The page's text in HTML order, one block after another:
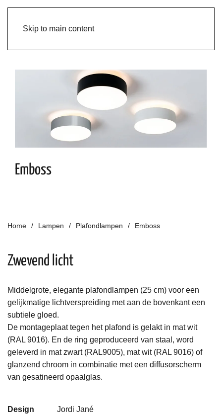
Skip to main content
Emboss
Home Lampen Plafondlampen Emboss
Zwevend licht
Middelgrote, elegante plafondlampen (25 cm) voor een
gelijkmatige lichtverspreiding met aan de bovenkant een
subtiele gloed.
De montageplaat tegen het plafond is gelakt in mat wit
(RAL 9016). En de ring geproduceerd van staal, word
geleverd in mat zwart (RAL9005), mat wit (RAL 9016) of
glanzend chroom in combinatie met een diffusorscherm
van gesatineerd opaalglas.
Design Jordi Jané